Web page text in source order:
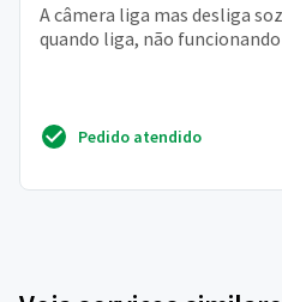
A câmera liga mas desliga
quando liga, não funcionando
Pedido atendido